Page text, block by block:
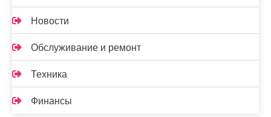
Новости
Обслуживание и ремонт
Техника
Финансы